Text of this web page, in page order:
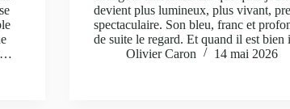
devient plus lumineux, plus vivant,
spectaculaire. Son bleu, franc et
de suite le regard. Et quand il est
Olivier Caron
14 mai 2026